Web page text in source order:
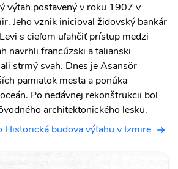
výťah postavený v roku 1907 v
Jeho vznik inicioval židovský bankár
s cieľom uľahčiť prístup medzi
navrhli francúzski a talianski
strmý svah. Dnes je Asansör
pamiatok mesta a ponúka
Po nedávnej rekonštrukcii bol
architektonického lesku.
Historická budova výťahu v İzmire